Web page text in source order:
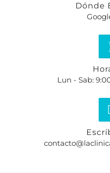
Dónde
Lun - Sab: